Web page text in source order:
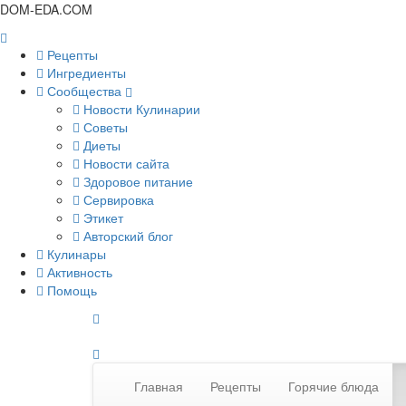
DOM-EDA.COM
Рецепты
Ингредиенты
Сообщества
Новости Кулинарии
Советы
Диеты
Новости сайта
Здоровое питание
Сервировка
Этикет
Авторский блог
Кулинары
Активность
Помощь
Главная Рецепты Горячие блюда